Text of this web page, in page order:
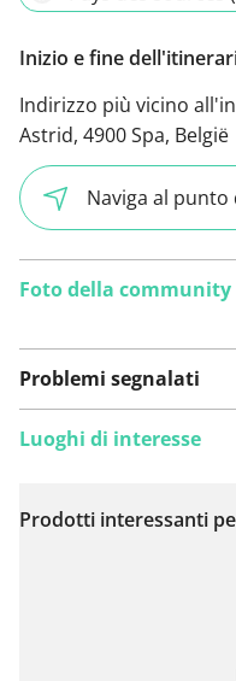
Inizio e fine
Indirizzo più vicino
Astrid, 4900 Spa, België
Naviga al
Foto della community
Problemi segnalati
Visualizza sulla
Luoghi di interesse
Prodotti interessanti